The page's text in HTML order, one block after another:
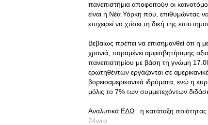
πανεπιστήμια αποφοιτούν οι
είναι η Νέα Υόρκη που, επιθυμώντας
επιχειρεί να χτίσει τη δική της
Βεβαίως πρέπει να επισημανθεί ότι η
χρονιά, παραμένει αμφισβητήσιμης
πανεπιστημίου με βάση τη γνώμη
ερωτηθέντων εργάζονται σε
βορειοαμερικανικά ιδρύματα, ενώ η
μόλις το 7% των συμμετεχόντων
Αναλυτικά ΕΔΩ η κατάταξη
24wro